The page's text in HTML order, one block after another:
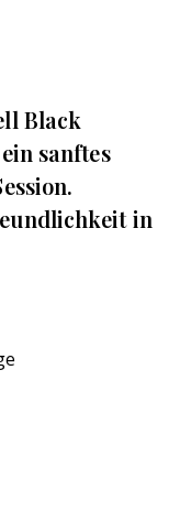
Black
sanftes
in